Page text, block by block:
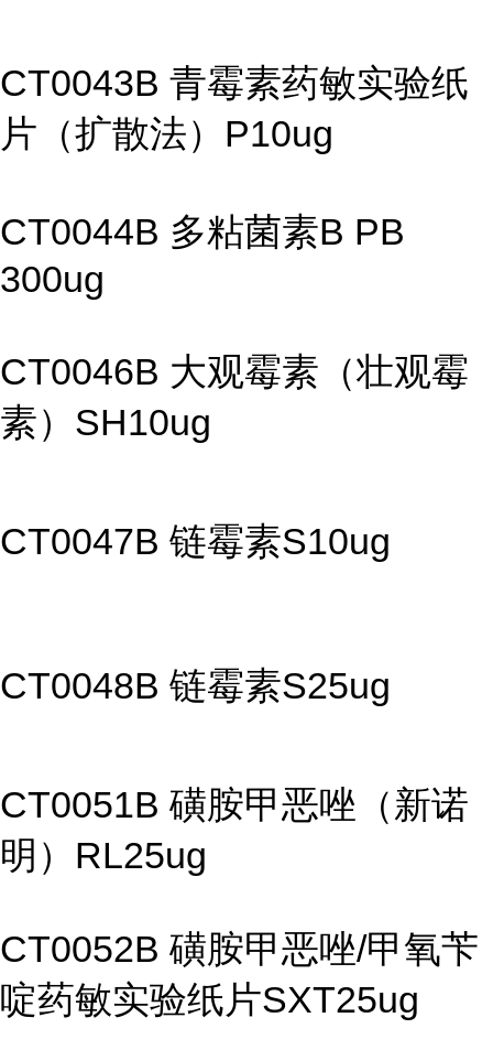
CT0043B 青霉素药敏实验纸
片（扩散法）P10ug
CT0044B 多粘菌素B PB
300ug
CT0046B 大观霉素（壮观霉
素）SH10ug
CT0047B 链霉素S10ug
CT0048B 链霉素S25ug
CT0051B 磺胺甲恶唑（新诺
明）RL25ug
CT0052B 磺胺甲恶唑/甲氧苄
啶药敏实验纸片SXT25ug